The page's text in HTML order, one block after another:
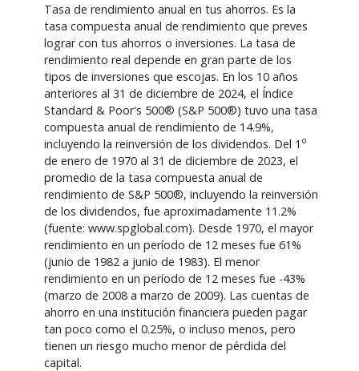
Tasa de rendimiento anual en tus ahorros. Es la
tasa compuesta anual de rendimiento que preves
lograr con tus ahorros o inversiones. La tasa de
rendimiento real depende en gran parte de los
tipos de inversiones que escojas. En los 10 años
anteriores al 31 de diciembre de 2024, el Índice
Standard & Poor's 500® (S&P 500®) tuvo una tasa
compuesta anual de rendimiento de 14.9%,
incluyendo la reinversión de los dividendos. Del 1 o
de enero de 1970 al 31 de diciembre de 2023, el
promedio de la tasa compuesta anual de
rendimiento de S&P 500®, incluyendo la reinversión
de los dividendos, fue aproximadamente 11.2%
(fuente: www.spglobal.com). Desde 1970, el mayor
rendimiento en un período de 12 meses fue 61%
(junio de 1982 a junio de 1983). El menor
rendimiento en un período de 12 meses fue -43%
(marzo de 2008 a marzo de 2009). Las cuentas de
ahorro en una institución financiera pueden pagar
tan poco como el 0.25%, o incluso menos, pero
tienen un riesgo mucho menor de pérdida del
capital.